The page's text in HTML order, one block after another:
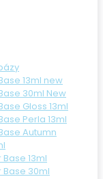
13ml new
30ml New
Gloss 13ml
Perla 13ml
Autumn
13ml
Base 30ml